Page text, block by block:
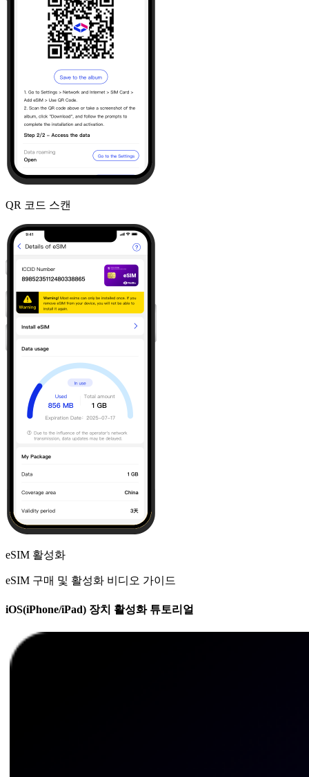
QR 코드 스캔
eSIM 활성화
eSIM 구매 및 활성화 비디오 가이드
iOS(iPhone/iPad) 장치 활성화 튜토리얼